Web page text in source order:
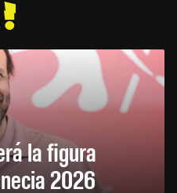
la figura
2026